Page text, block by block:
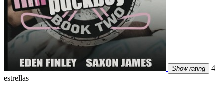
Show rating
4
estrellas